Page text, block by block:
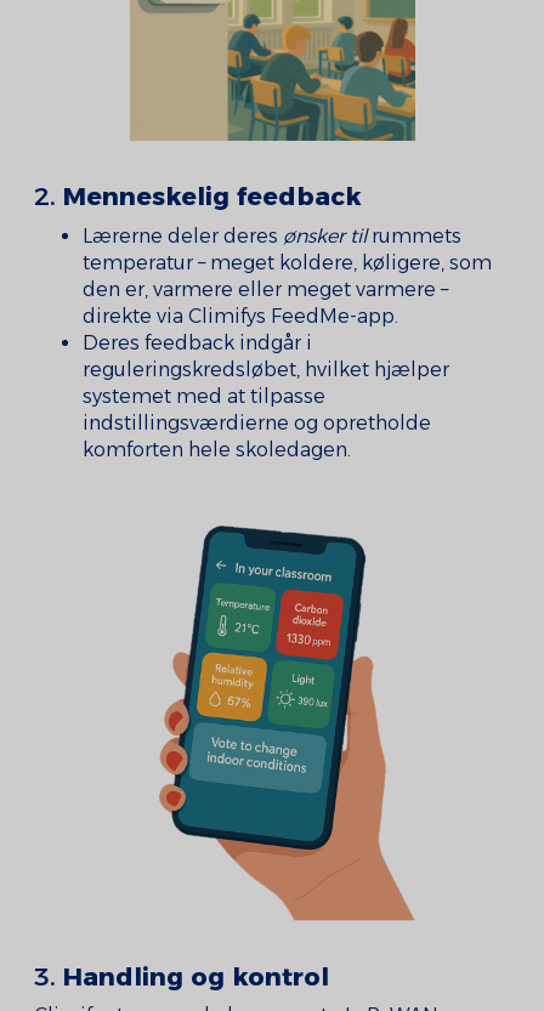
2. Menneskelig feedback
Lærerne deler deres ønsker tilrummets
temperatur – meget koldere, køligere, som
den er, varmere eller meget varmere –
direkte via Climifys FeedMe-app.
Deres feedback indgår i
reguleringskredsløbet, hvilket hjælper
systemet med at tilpasse
indstillingsværdierne og opretholde
komforten hele skoledagen.
3. Handling og kontrol